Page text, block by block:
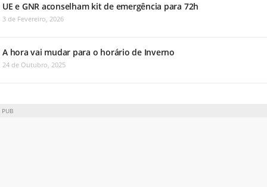
UE e GNR aconselham kit de emergência para 72h
3 de Fevereiro, 2026
A hora vai mudar para o horário de Inverno
24 de Outubro, 2025
PUB